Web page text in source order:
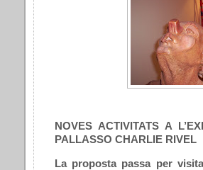
NOVES ACTIVITATS A
PALLASSO CHARLIE RIVEL
La proposta passa per